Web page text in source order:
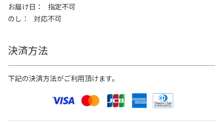
お届け日
指定不可
のし
対応不可
決済方法
下記の決済方法がご利用頂けます。